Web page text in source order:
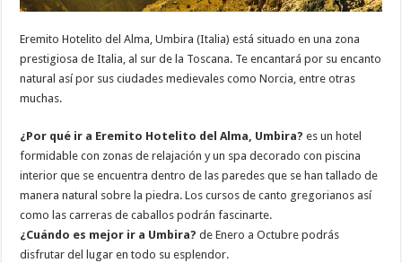
Eremito Hotelito del Alma, Umbira (Italia) está situado en una zona
prestigiosa de Italia, al sur de la Toscana. Te encantará por su encanto
natural así por sus ciudades medievales como Norcia, entre otras
muchas.
¿Por qué ir a Eremito Hotelito del Alma, Umbira? es un hotel
formidable con zonas de relajación y un spa decorado con piscina
interior que se encuentra dentro de las paredes que se han tallado de
manera natural sobre la piedra. Los cursos de canto gregorianos así
como las carreras de caballos podrán fascinarte.
¿Cuándo es mejor ir a Umbira? de Enero a Octubre podrás
disfrutar del lugar en todo su esplendor.